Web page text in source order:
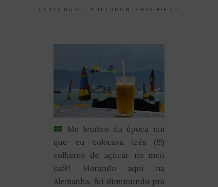
CULTURAIS | KULTURUNTERSCHIEDE
Me lembro da época em
que eu colocava três (!!!)
colheres de açúcar no meu
café! Morando aqui na
Alemanha, fui diminuindo pra